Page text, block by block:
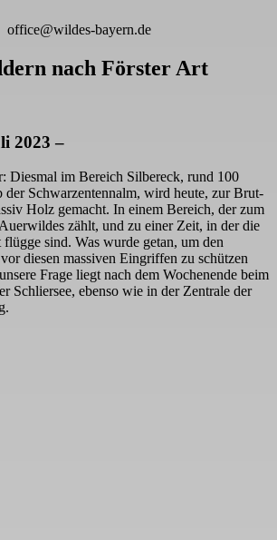
bayern.de
nach Förster Art
2023 –
Diesmal im Bereich Silbereck, rund 100
der Schwarzentennalm, wird heute, zur Brut-
Holz gemacht. In einem Bereich, der zum
zählt, und zu einer Zeit, in der die
sind. Was wurde getan, um den
diesen massiven Eingriffen zu schützen
Frage liegt nach dem Wochenende beim
Schliersee, ebenso wie in der Zentrale der